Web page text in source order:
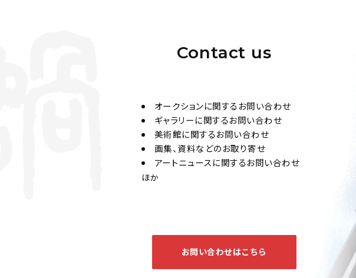
Contact us
オークションに関するお問い合わせ
ギャラリーに関するお問い合わせ
美術館に関するお問い合わせ
画集、資料などのお取り寄せ
アートニュースに関するお問い合わせ
ほか
お問い合わせはこちら